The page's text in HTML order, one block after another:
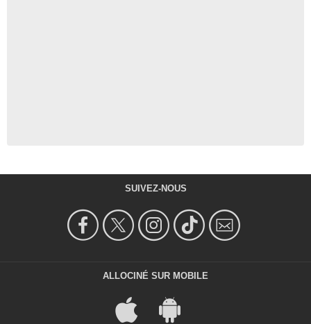
SUIVEZ-NOUS
ALLOCINÉ SUR MOBILE